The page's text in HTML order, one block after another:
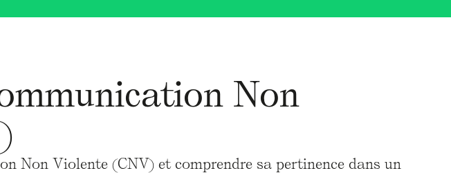
Non
Non Violente (CNV) et comprendre sa pertinence dans un